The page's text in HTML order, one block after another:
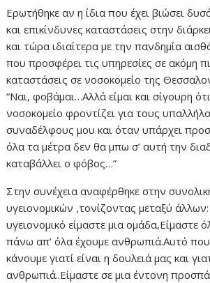
Ερωτήθηκε αν η ίδια που έχει βιώσει
και επικίνδυνες καταστάσεις στην
και τώρα ιδιαίτερα με την πανδημία
που προσφέρει τις υπηρεσίες σε ακόμη
καταστάσεις σε νοσοκομείο της
“Ναι, φοβάμαι…Αλλά είμαι και σίγουρη
νοσοκομείο φροντίζει για τους
συναδέλφους μου και όταν υπάρχει
όλα τα μέτρα δεν θα μπω σ’ αυτή την
καταβάλλει ο φόβος…”
Στην συνέχεια αναφέρθηκε στην
υγειονομικών ,τονίζοντας μεταξύ
υγειονομικό είμαστε μια ομάδα,Είμαστε
πάνω απ’ όλα έχουμε ανθρωπιά.Αυτό
κάνουμε γιατί είναι η δουλειά μας και
ανθρωπιά..Είμαστε σε μια έντονη